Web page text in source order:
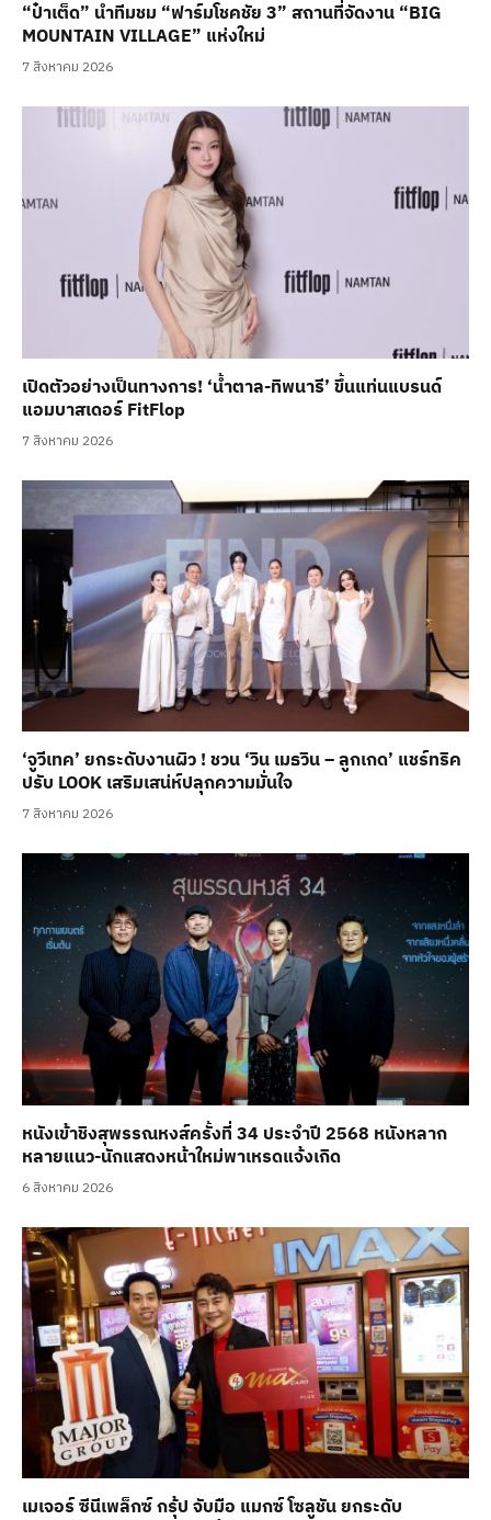
“ป๋าเต็ด” นำทีมชม “ฟาร์มโชคชัย 3” สถานที่จัดงาน “BIG
MOUNTAIN VILLAGE” แห่งใหม่
7 สิงหาคม 2026
เปิดตัวอย่างเป็นทางการ! ‘น้ำตาล-ทิพนารี’ ขึ้นแท่นแบรนด์
แอมบาสเดอร์ FitFlop
7 สิงหาคม 2026
‘จูวีเทค’ ยกระดับงานผิว ! ชวน ‘วิน เมธวิน – ลูกเกด’ แชร์ทริค
ปรับ LOOK เสริมเสน่ห์ปลุกความมั่นใจ
7 สิงหาคม 2026
หนังเข้าชิงสุพรรณหงส์ครั้งที่ 34 ประจำปี 2568 หนังหลาก
หลายแนว-นักแสดงหน้าใหม่พาเหรดแจ้งเกิด
6 สิงหาคม 2026
เมเจอร์ ซีนีเพล็กซ์ กรุ้ป จับมือ แมกซ์ โซลูชัน ยกระดับ